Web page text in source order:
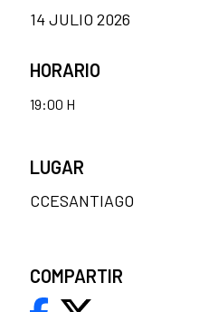
14 JULIO 2026
HORARIO
19:00 H
LUGAR
CCESANTIAGO
COMPARTIR